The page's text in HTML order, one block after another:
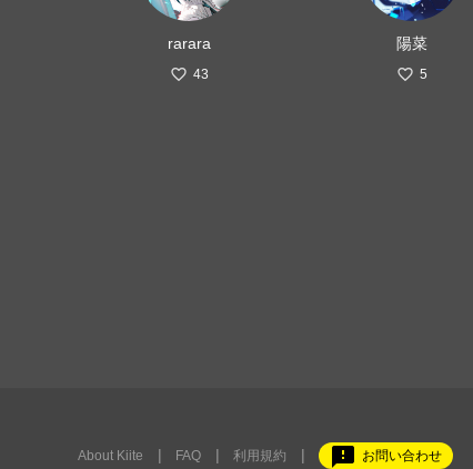
rarara
43
陽菜
5
About Kiite FAQ 利用規約 feedback お問い合わせ